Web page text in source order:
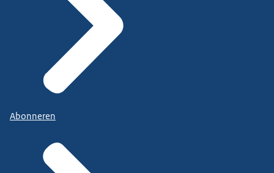
Abonneren